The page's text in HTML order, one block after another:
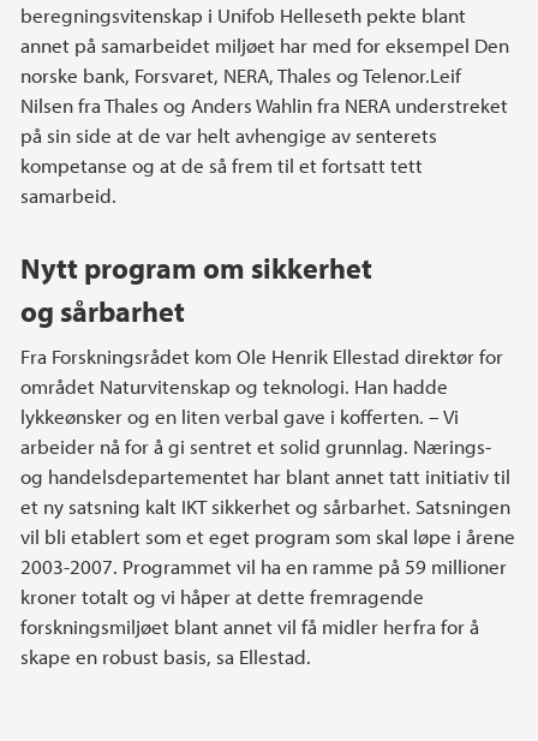
beregningsvitenskap i Unifob Helleseth pekte blant
annet på samarbeidet miljøet har med for eksempel Den
norske bank, Forsvaret, NERA, Thales og Telenor.Leif
Nilsen fra Thales og Anders Wahlin fra NERA understreket
på sin side at de var helt avhengige av senterets
kompetanse og at de så frem til et fortsatt tett
samarbeid.
Nytt program om sikkerhet
og sårbarhet
Fra Forskningsrådet kom Ole Henrik Ellestad direktør for
området Naturvitenskap og teknologi. Han hadde
lykkeønsker og en liten verbal gave i kofferten. – Vi
arbeider nå for å gi sentret et solid grunnlag. Nærings-
og handelsdepartementet har blant annet tatt initiativ til
et ny satsning kalt IKT sikkerhet og sårbarhet. Satsningen
vil bli etablert som et eget program som skal løpe i årene
2003-2007. Programmet vil ha en ramme på 59 millioner
kroner totalt og vi håper at dette fremragende
forskningsmiljøet blant annet vil få midler herfra for å
skape en robust basis, sa Ellestad.